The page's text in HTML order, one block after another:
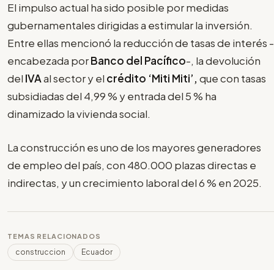
El impulso actual ha sido posible por medidas
gubernamentales dirigidas a estimular la inversión.
Entre ellas mencionó la reducción de tasas de interés -
encabezada porBanco del Pacífico-, la devolución
del IVAal sector y el crédito ‘Miti Miti’, que con tasas
subsidiadas del 4,99 % y entrada del 5 % ha
dinamizado la vivienda social.
La construcción es uno de los mayores generadores
de empleo del país, con 480.000 plazas directas e
indirectas, y un crecimiento laboral del 6 % en 2025.
TEMAS RELACIONADOS
construccion Ecuador